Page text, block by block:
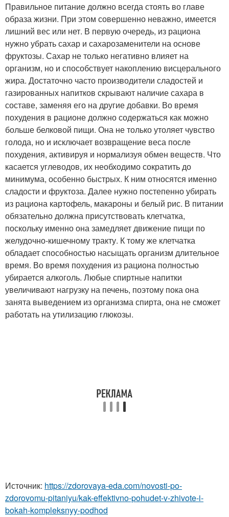
Правильное питание должно всегда стоять во главе
образа жизни. При этом совершенно неважно, имеется
лишний вес или нет. В первую очередь, из рациона
нужно убрать сахар и сахарозаменители на основе
фруктозы. Сахар не только негативно влияет на
организм, но и способствует накоплению висцерального
жира. Достаточно часто производители сладостей и
газированных напитков скрывают наличие сахара в
составе, заменяя его на другие добавки. Во время
похудения в рационе должно содержаться как можно
больше белковой пищи. Она не только утоляет чувство
голода, но и исключает возвращение веса после
похудения, активируя и нормализуя обмен веществ. Что
касается углеводов, их необходимо сократить до
минимума, особенно быстрых. К ним относятся именно
сладости и фруктоза. Далее нужно постепенно убирать
из рациона картофель, макароны и белый рис. В питании
обязательно должна присутствовать клетчатка,
поскольку именно она замедляет движение пищи по
желудочно-кишечному тракту. К тому же клетчатка
обладает способностью насыщать организм длительное
время. Во время похудения из рациона полностью
убирается алкоголь. Любые спиртные напитки
увеличивают нагрузку на печень, поэтому пока она
занята выведением из организма спирта, она не сможет
работать на утилизацию глюкозы.
Источник: https://zdorovaya-eda.com/novosti-po-
zdorovomu-pitaniyu/kak-effektivno-pohudet-v-zhivote-i-
bokah-kompleksnyy-podhod